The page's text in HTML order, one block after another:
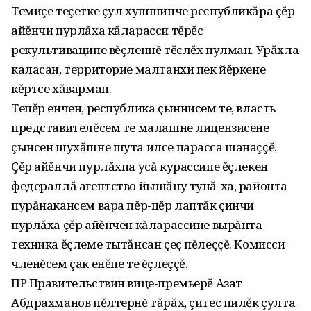
Темиçе теçетке çул хушшинче республикăра çĕр
айĕнчи пурлăха кăларасси тĕрĕс
рекультиваципе вĕçленнĕ тĕслĕх пулман. Урăхла
каласан, территорие малтанхи пек йĕркене
кĕртсе хăварман.
Тепĕр енчен, республика çыннисем те, власть
представителĕсем те малашне лицензисене
çынсен шухăшне шута илсе парасса шанаççĕ.
Çĕр айĕнчи пурлăхпа усă курассипе ĕçлекен
федераллă агентство йышăну тунă-ха, районта
пурăнакансем вара пĕр-пĕр лаптăк çинчи
пурлăха çĕр айĕнчен кăларассине вырăнта
техника ĕçлеме тытăнсан çеç пĕлеççĕ. Комисси
членĕсем çак енĕпе те ĕçлеççĕ.
ПР Правительствин вице-премьерĕ Азат
Абдрахманов пĕлтернĕ тăрăх, çитес пилĕк çулта